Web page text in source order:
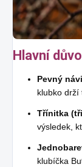
Hlavní
Pevný
klubko drží
Třínitka
výsledek,
klubíčka